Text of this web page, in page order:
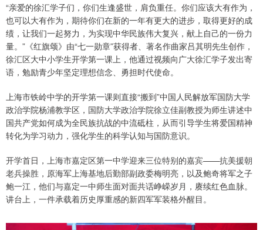
“亲爱的徐汇学子们，你们生逢盛世，肩负重任。你们应该大有作为，
也可以大有作为，期待你们在新的一年有更大的进步，取得更好的成
绩，让我们一起努力，为实现中华民族伟大复兴，献上自己的一份力
量。”《红旗颂》由“七一勋章”获得者、著名作曲家吕其明先生创作，
徐汇区大中小学生开学第一课上，他通过视频向广大徐汇学子发出寄
语，勉励青少年坚定理想信念、勇担时代使命。
上海市铁岭中学的开学第一课则直接“搬到”中国人民解放军国防大学
政治学院杨浦教学区，国防大学政治学院徐立佳副教授为师生讲述中
国共产党如何成为全民族抗战的中流砥柱，从而引导学生将爱国精神
转化为学习动力，强化学生的科学认知与国防意识。
开学首日，上海市嘉定区第一中学迎来三位特别的嘉宾——抗美援朝
老兵操胜，原海军上海基地后勤部副政委梅明亮，以及鲍奇将军之子
鲍一江，他们与嘉定一中师生面对面共话峥嵘岁月，赓续红色血脉。
讲台上，一件承载着历史厚重感的新四军军装格外醒目。